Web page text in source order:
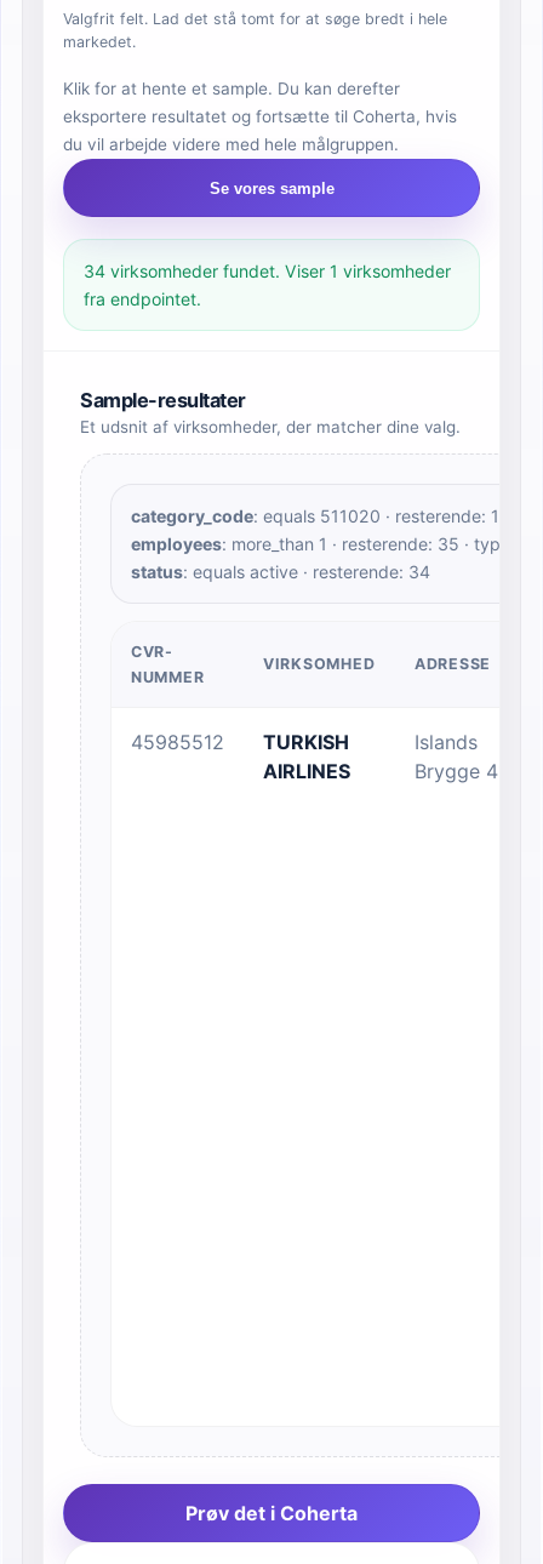
Valgfrit felt. Lad det stå tomt for at søge bredt i hele
markedet.
Klik for at hente et sample. Du kan derefter
eksportere resultatet og fortsætte til Coherta, hvis
du vil arbejde videre med hele målgruppen.
Se vores sample
34 virksomheder fundet. Viser 1 virksomheder
fra endpointet.
Sample-resultater
Et udsnit af virksomheder, der matcher dine valg.
category_code: equals 511020 · resterende: 100 ·
employees: more_than 1 · resterende: 35 · type:
status: equals active · resterende: 34
CVR-
NUMMER
VIRKSOMHED ADRESSE
45985512
TURKISH
AIRLINES
Islands
Brygge 41
Prøv det i Coherta